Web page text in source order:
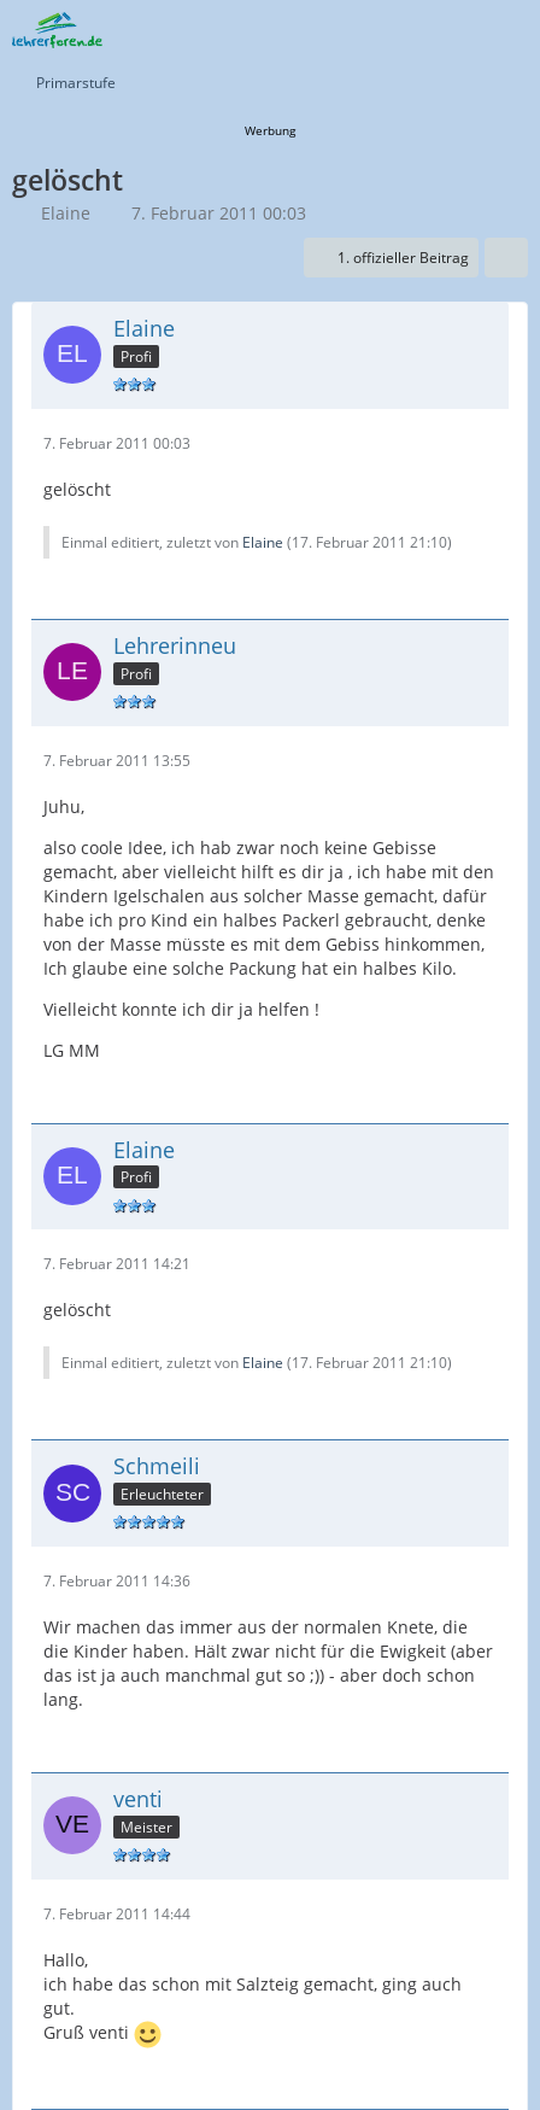
Primarstufe
Werbung
gelöscht
Elaine 7. Februar 2011 00:03
1. offizieller Beitrag
Elaine
Profi
7. Februar 2011 00:03
gelöscht
Einmal editiert, zuletzt von Elaine (17. Februar 2011 21:10)
Lehrerinneu
Profi
7. Februar 2011 13:55
Juhu,
also coole Idee, ich hab zwar noch keine Gebisse
gemacht, aber vielleicht hilft es dir ja , ich habe mit den
Kindern Igelschalen aus solcher Masse gemacht, dafür
habe ich pro Kind ein halbes Packerl gebraucht, denke
von der Masse müsste es mit dem Gebiss hinkommen,
Ich glaube eine solche Packung hat ein halbes Kilo.
Vielleicht konnte ich dir ja helfen !
LG MM
Elaine
Profi
7. Februar 2011 14:21
gelöscht
Einmal editiert, zuletzt von Elaine (17. Februar 2011 21:10)
Schmeili
Erleuchteter
7. Februar 2011 14:36
Wir machen das immer aus der normalen Knete, die
die Kinder haben. Hält zwar nicht für die Ewigkeit (aber
das ist ja auch manchmal gut so ;)) - aber doch schon
lang.
venti
Meister
7. Februar 2011 14:44
Hallo,
ich habe das schon mit Salzteig gemacht, ging auch
gut.
Gruß venti